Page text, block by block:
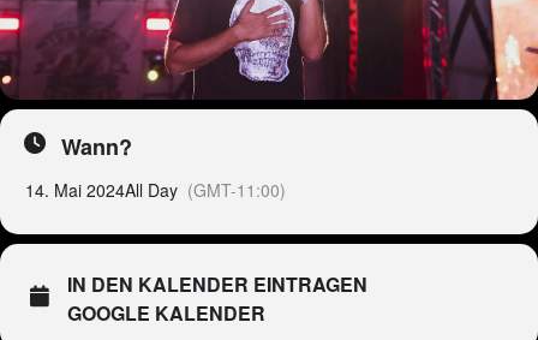
Wann?
14. Mai 2024All Day (GMT-11:00)
IN DEN KALENDER EINTRAGEN
GOOGLE KALENDER